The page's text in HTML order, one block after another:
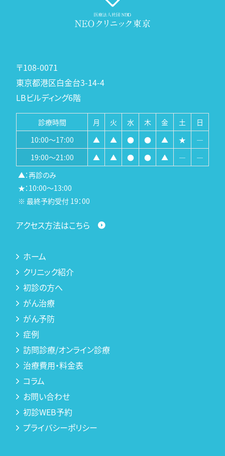
〒108-0071
東京都港区白金台3-14-4
LBビルディング6階
診療時間 月 火 水 木 金 土
日
10:00～17:00
▲ ▲ ● ● ▲ ★
―
19:00～21:00
▲ ▲ ● ● ▲ ―
―
▲：再診のみ
★：10:00～13:00
※ 最終予約受付 19：00
アクセス方法はこちら
ホーム
クリニック紹介
初診の方へ
がん治療
がん予防
症例
訪問診療/オンライン診療
治療費用・料金表
コラム
お問い合わせ
初診WEB予約
プライバシーポリシー